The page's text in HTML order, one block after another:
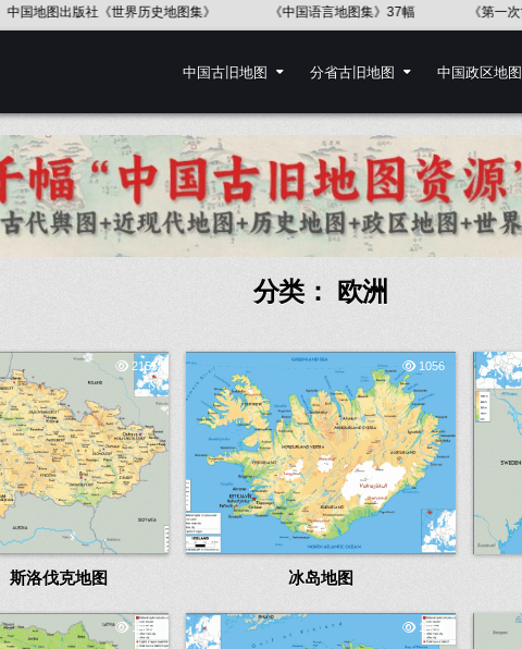
《中国语言地图集》37幅 《第一次世界大战地图集(英文版)》52幅
中国古旧地图 分省古旧地图 中国政区地图
分类： 欧洲
2155
斯洛伐克地图
1056
冰岛地图
1431 1459